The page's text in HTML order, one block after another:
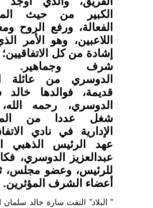
الكبير من حيث
الفعالة، ورفع الروح
اللاعبين، وهو الأمر
إشادة من كل
شرف وجماهير.
الدوسري من عائلة
قديمة، فوالدها خالد
الدوسري، رحمه
شغل عددا من
الإدارية في نادي
عهد الرئيس الذهبي
عبدالعزيز الدوسري،
للرئيس، وعضو مجلس،
أعضاء الشرف المؤثرين.
” البلاد” التقت سارة خالد